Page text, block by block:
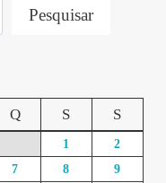
Pesquisar
Q S S
1
2
7 8
9